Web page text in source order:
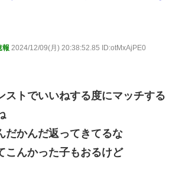
報 2024/12/09(月) 20:38:52.85 ID:otMxAjPE0
ストでいいねする度にマッチする
だかんだ返ってきてるな
こんかった子もおるけど